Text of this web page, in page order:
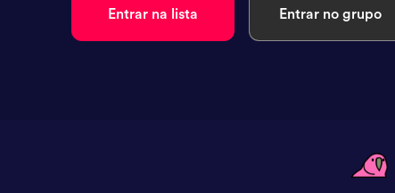
Entrar na lista Entrar no grupo